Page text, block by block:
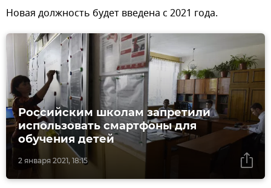
Новая должность будет введена с 2021 года.
2 января 2021, 18:15
Российским школам запретили
использовать смартфоны для
обучения детей